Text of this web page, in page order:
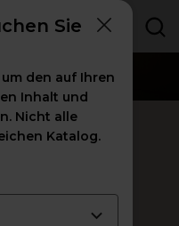
den
Sie
den auf Ihren
Inhalt und
Nicht alle
Katalog.